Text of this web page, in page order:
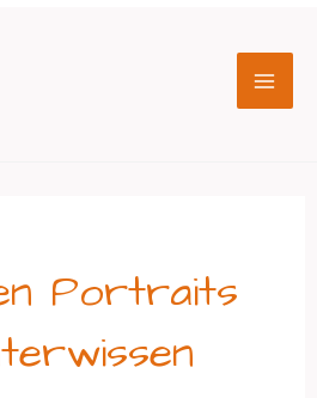
Portraits